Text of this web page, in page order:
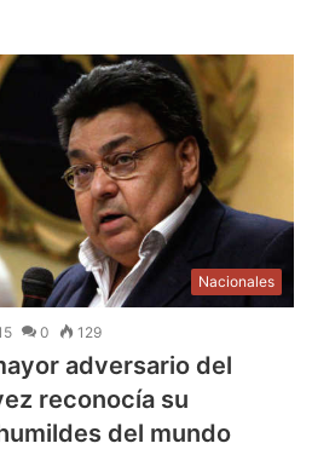
Nacionales
0 129
adversario del
reconocía su
del mundo